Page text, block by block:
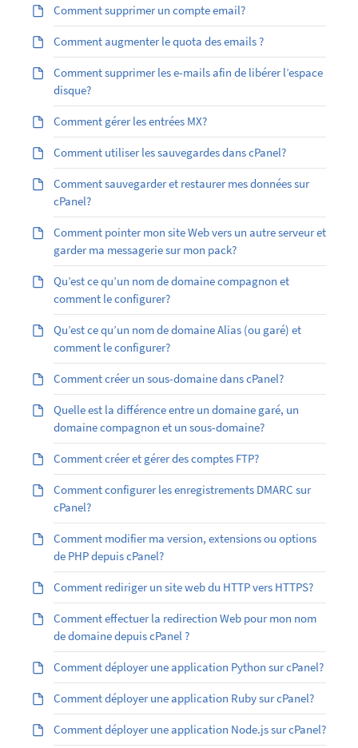
Comment supprimer un compte email?
Comment augmenter le quota des emails ?
Comment supprimer les e-mails afin de libérer l’espace
disque?
Comment gérer les entrées MX?
Comment utiliser les sauvegardes dans cPanel?
Comment sauvegarder et restaurer mes données sur
cPanel?
Comment pointer mon site Web vers un autre serveur et
garder ma messagerie sur mon pack?
Qu’est ce qu’un nom de domaine compagnon et
comment le configurer?
Qu’est ­ce qu’un nom de domaine Alias (ou garé) et
comment le configurer?
Comment créer un sous-domaine dans cPanel?
Quelle est la différence entre un domaine garé, un
domaine compagnon et un sous-domaine?
Comment créer et gérer des comptes FTP?
Comment configurer les enregistrements DMARC sur
cPanel?
Comment modifier ma version, extensions ou options
de PHP depuis cPanel?
Comment rediriger un site web du HTTP vers HTTPS?
Comment effectuer la redirection Web pour mon nom
de domaine depuis cPanel ?
Comment déployer une application Python sur cPanel?
Comment déployer une application Ruby sur cPanel?
Comment déployer une application Node.js sur cPanel?